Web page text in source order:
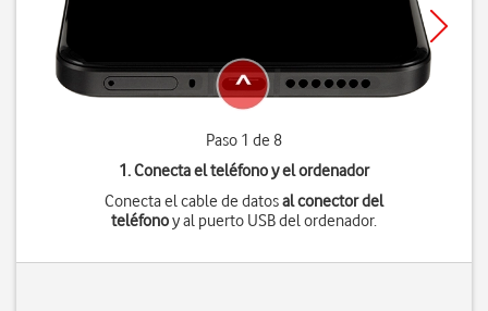
Paso 1 de 8
1. Conecta el teléfono y el ordenador
Conecta el cable de datosal conector del
teléfonoy al puerto USB del ordenador.